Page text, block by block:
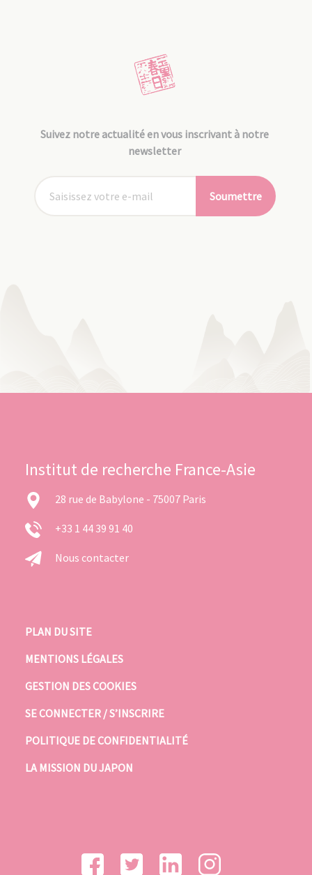
Suivez notre actualité en vous inscrivant à notre
newsletter
Soumettre
Institut de recherche France-Asie
28 rue de Babylone - 75007 Paris
+33 1 44 39 91 40
Nous contacter
PLAN DU SITE
MENTIONS LÉGALES
GESTION DES COOKIES
SE CONNECTER / S’INSCRIRE
POLITIQUE DE CONFIDENTIALITÉ
LA MISSION DU JAPON